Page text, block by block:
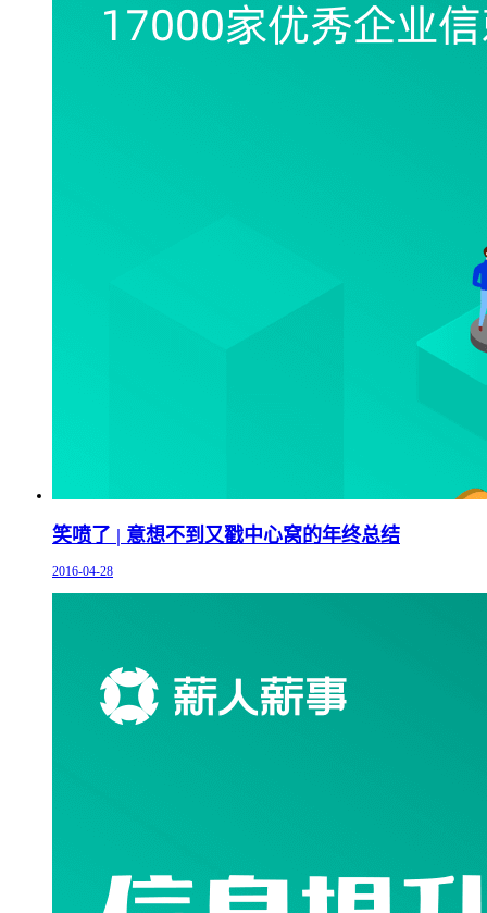
笑喷了 | 意想不到又戳中心窝的年终总结
2016-04-28